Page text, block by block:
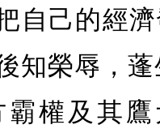
自己的經
知榮辱，
霸權及其